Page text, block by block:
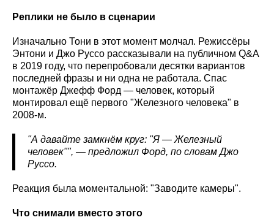
Реплики не было в сценарии
Изначально Тони в этот момент молчал. Режиссёры
Энтони и Джо Руссо рассказывали на публичном Q&A
в 2019 году, что перепробовали десятки вариантов
последней фразы и ни одна не работала. Спас
монтажёр Джефф Форд — человек, который
монтировал ещё первого "Железного человека" в
2008-м.
"А давайте замкнём круг: "Я — Железный
человек"", — предложил Форд, по словам Джо
Руссо.
Реакция была моментальной: "Заводите камеры".
Что снимали вместо этого